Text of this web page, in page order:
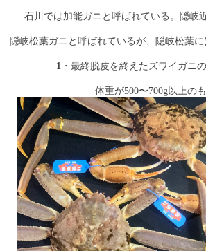
石川では加能ガニと呼ばれている。隠岐
隠岐松葉ガニと呼ばれているが、隠岐松葉に
1・最終脱皮を終えたズワイガニ
体重が500〜700g以上の